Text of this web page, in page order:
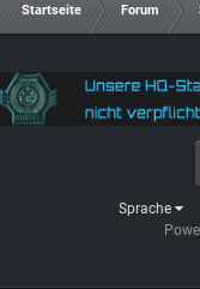
Startseite Forum
Sprache